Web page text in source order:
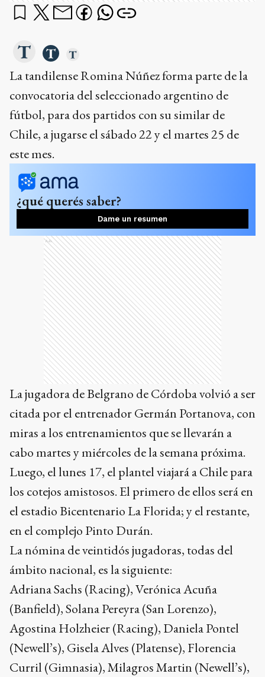
La tandilense Romina Núñez forma parte de la
convocatoria del seleccionado argentino de
fútbol, para dos partidos con su similar de
Chile, a jugarse el sábado 22 y el martes 25 de
este mes.
¿qué querés saber?
Dame un resumen
Ads
La jugadora de Belgrano de Córdoba volvió a ser
citada por el entrenador Germán Portanova, con
miras a los entrenamientos que se llevarán a
cabo martes y miércoles de la semana próxima.
Luego, el lunes 17, el plantel viajará a Chile para
los cotejos amistosos. El primero de ellos será en
el estadio Bicentenario La Florida; y el restante,
en el complejo Pinto Durán.
La nómina de veintidós jugadoras, todas del
ámbito nacional, es la siguiente:
Adriana Sachs (Racing), Verónica Acuña
(Banfield), Solana Pereyra (San Lorenzo),
Agostina Holzheier (Racing), Daniela Pontel
(Newell’s), Gisela Alves (Platense), Florencia
Curril (Gimnasia), Milagros Martin (Newell’s),